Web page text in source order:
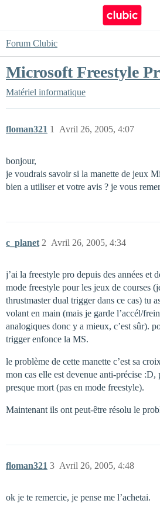
Forum Clubic
Microsoft Freestyle
Matériel informatique
floman321 Avril 26, 2005, 4:07
1
bonjour,
je voudrais savoir si la manette de jeux
bien a utiliser et votre avis ? je vous
c_planet Avril 26, 2005, 4:34
2
j’ai la freestyle pro depuis des années et
mode freestyle pour les jeux de courses
thrustmaster dual trigger dans ce cas) tu
volant en main (mais je garde l’accél/
analogiques donc y a mieux, c’est sûr).
trigger enfonce la MS.
le problème de cette manette c’est sa
mon cas elle est devenue anti-précise :D,
presque mort (pas en mode freestyle).
Maintenant ils ont peut-être résolu le
floman321 Avril 26, 2005, 4:48
3
ok je te remercie, je pense me l’achetai.